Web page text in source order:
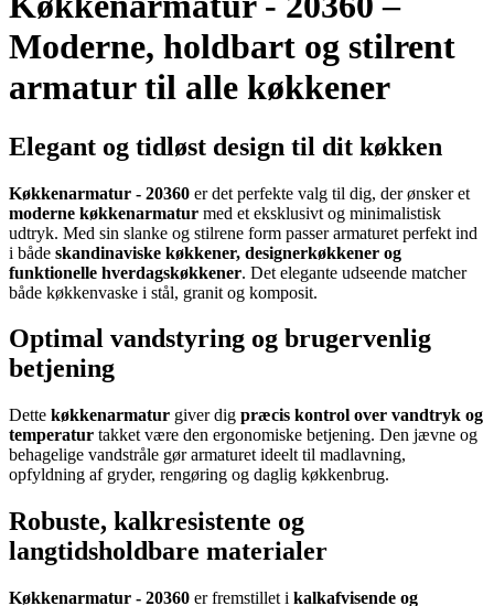
Moderne, holdbart og stilrent
armatur til alle køkkener
Elegant og tidløst design til dit køkken
Køkkenarmatur - 20360 er det perfekte valg til dig, der ønsker et
moderne køkkenarmatur med et eksklusivt og minimalistisk
udtryk. Med sin slanke og stilrene form passer armaturet perfekt ind
i både skandinaviske køkkener, designerkøkkener og
funktionelle hverdagskøkkener. Det elegante udseende matcher
både køkkenvaske i stål, granit og komposit.
Optimal vandstyring og brugervenlig
betjening
Dette køkkenarmatur giver dig præcis kontrol over vandtryk og
temperatur takket være den ergonomiske betjening. Den jævne og
behagelige vandstråle gør armaturet ideelt til madlavning,
opfyldning af gryder, rengøring og daglig køkkenbrug.
Robuste, kalkresistente og
langtidsholdbare materialer
Køkkenarmatur - 20360 er fremstillet i kalkafvisende og